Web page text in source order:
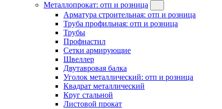
Металлопрокат: отп и розница
Арматура строительная: отп и розница
Труба профильная: отп и розница
Трубы
Профнастил
Сетки армирующие
Швеллер
Двутавровая балка
Уголок металлический: отп и розница
Квадрат металлический
Круг стальной
Листовой прокат